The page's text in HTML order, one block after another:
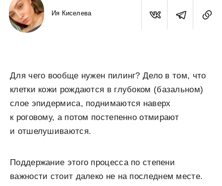
Ия Киселева
Для чего вообще нужен пилинг? Дело в том, что
клетки кожи рождаются в глубоком (базальном)
слое эпидермиса, поднимаются наверх
к роговому, а потом постепенно отмирают
и отшелушиваются.
Поддержание этого процесса по степени
важности стоит далеко не на последнем месте.